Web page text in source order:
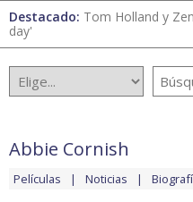
Destacado: Tom Holland y
day'
Abbie Cornish
Películas Noticias